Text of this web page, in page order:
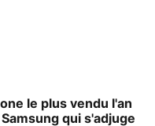
le plus vendu l'an
qui s'adjuge